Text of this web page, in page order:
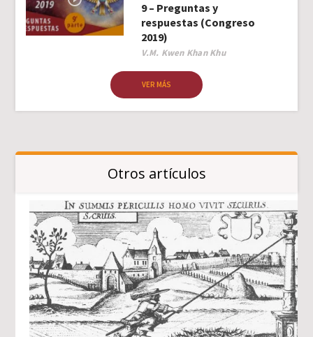
9 – Preguntas y
respuestas (Congreso
2019)
Author
V.M. Kwen Khan Khu
VER MÁS
Otros artículos